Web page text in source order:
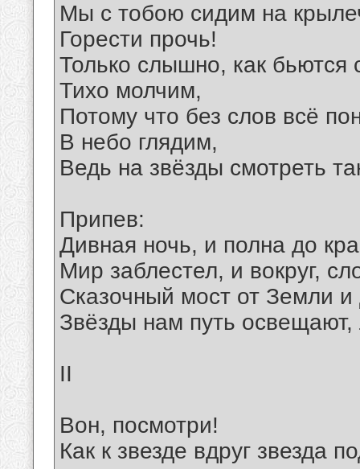
Мы с тобою сидим на
Горести прочь!
Только слышно, как бьются
Тихо молчим,
Потому что без слов всё
В небо глядим,
Ведь на звёзды смотреть
Припев:
Дивная ночь, и полна до
Мир заблестел, и вокруг,
Сказочный мост от Земли
Звёзды нам путь
II
Вон, посмотри!
Как к звезде вдруг звезда